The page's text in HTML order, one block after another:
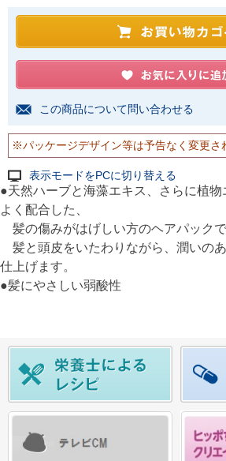
この商品について問い合わせる
※パッケージデザイン等は予告なく変更さ
表示モードをPCに切り替える
●天然ハーブと海藻エキス、さらに植物
よく配合した、
髪の傷みがはげしい方のヘアパックで
髪と頭皮をいたわりながら、潤いの
仕上げます。
●髪にやさしい弱酸性